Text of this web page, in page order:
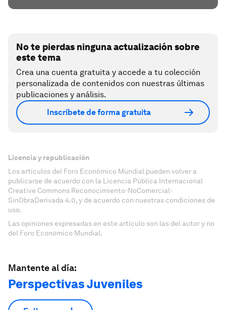
No te pierdas ninguna actualización sobre
este tema
Crea una cuenta gratuita y accede a tu colección
personalizada de contenidos con nuestras últimas
publicaciones y análisis.
Inscríbete de forma gratuita
Licencia y republicación
Los artículos del Foro Económico Mundial pueden volver a
publicarse de acuerdo con la Licencia Pública Internacional
Creative Commons Reconocimiento-NoComercial-
SinObraDerivada 4.0, y de acuerdo con nuestras condiciones de
uso.
Las opiniones expresadas en este artículo son las del autor y no
del Foro Económico Mundial.
Mantente al día:
Perspectivas Juveniles